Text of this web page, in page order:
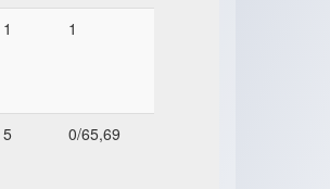
1 1
5 0/65,69